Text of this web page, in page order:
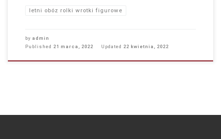
letni obóz rolki wrotki figurowe
by admin
Published 21 marca, 2022 Updated 22 kwietnia, 2022